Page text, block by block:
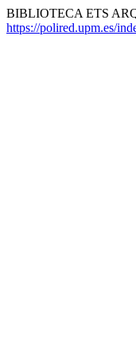
BIBLIOTECA ETS
https://polired.upm.es/